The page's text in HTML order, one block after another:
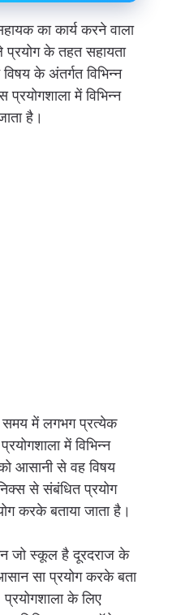
का कार्य करने वाला
के तहत सहायता
के अंतर्गत विभिन्न
में विभिन्न
है।
समय में लगभग प्रत्येक
में विभिन्न
आसानी से वह विषय
से संबंधित प्रयोग
करके बताया जाता है।
जो स्कूल है दूरदराज के
सा प्रयोग करके बता
के लिए